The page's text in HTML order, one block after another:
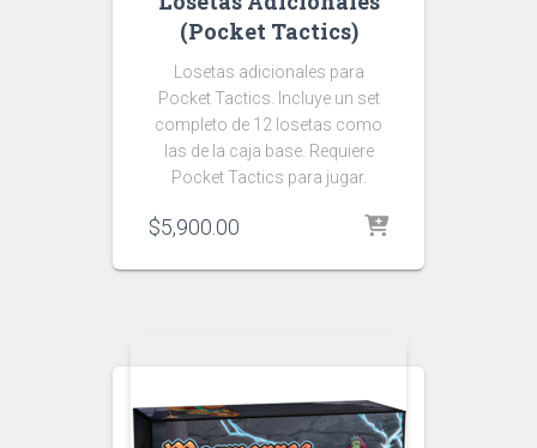
(Pocket Tactics)
Losetas adicionales para
Pocket Tactics. Incluye un set
completo de 12 losetas como
las de la caja base. Requiere
Pocket Tactics para jugar.
$5,900.00